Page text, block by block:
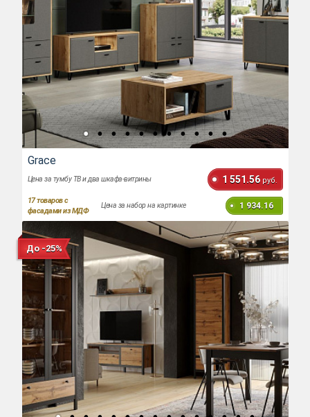
Grace
Цена за тумбу ТВ и два шкафа-витрины 1 551.56 руб.
17товаров с
фасадами из МДФ
Цена за набор на картинке 1 934.16
До -25%